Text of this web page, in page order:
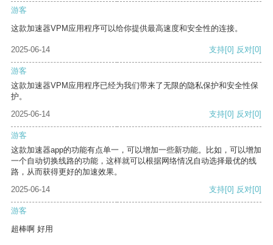
游客
这款加速器VPM应用程序可以给你提供最高速度和安全性的连接。
2025-06-14 支持[0] 反对[0]
游客
这款加速器VPM应用程序已经为我们带来了无限的隐私保护和安全性保
护。
2025-06-14
支持[0] 反对[0]
游客
这款加速器app的功能有点单一，可以增加一些新功能。比如，可以增加
一个自动切换线路的功能，这样就可以根据网络情况自动选择最优的线
路，从而获得更好的加速效果。
2025-06-14
支持[0] 反对[0]
游客
超棒啊 好用